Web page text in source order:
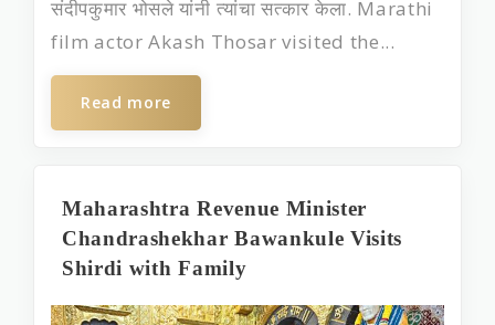
संदीपकुमार भोसले यांनी त्यांचा सत्कार केला. Marathi
film actor Akash Thosar visited the...
Read more
Maharashtra Revenue Minister
Chandrashekhar Bawankule Visits
Shirdi with Family